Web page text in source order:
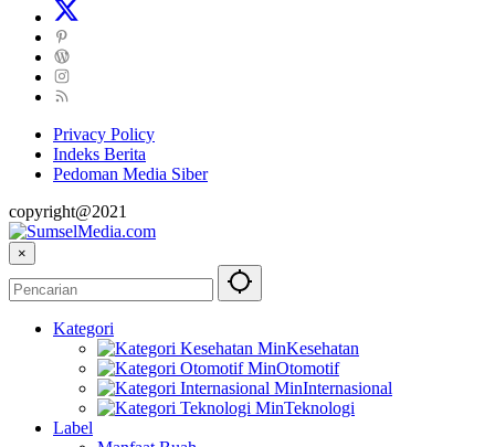
Privacy Policy
Indeks Berita
Pedoman Media Siber
copyright@2021
×
Kategori
Kesehatan
Otomotif
Internasional
Teknologi
Label